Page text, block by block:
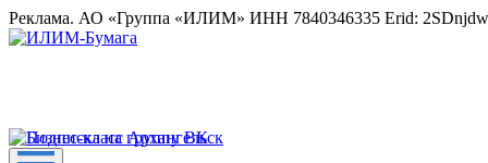
Реклама. АО «Группа «ИЛИМ» ИНН 7840346335 Erid: